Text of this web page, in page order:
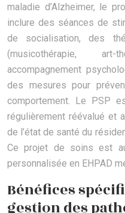
maladie d’Alzheimer, le
inclure des séances de
de socialisation, des
(musicothérapie,
accompagnement
des mesures pour
comportement. Le PSP
régulièrement réévalué et
de l’état de santé du
Ce projet de soins est
personnalisée en EHPAD
Bénéfices
gestion des